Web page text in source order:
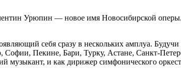
Урюпин — новое имя Новосибирской
себя сразу в нескольких амплуа.
Пекине, Бари, Турку, Астане, Санкт-
музыкант, и как дирижер симфонического